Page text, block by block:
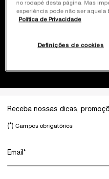
e ganhe 10% off
Receba nossas dicas,
(*) Campos obrigatórios
Email *
no rodapé desta página. Mas
experiência pode não ser aquela
Política de Privacidade
Definições de cookies